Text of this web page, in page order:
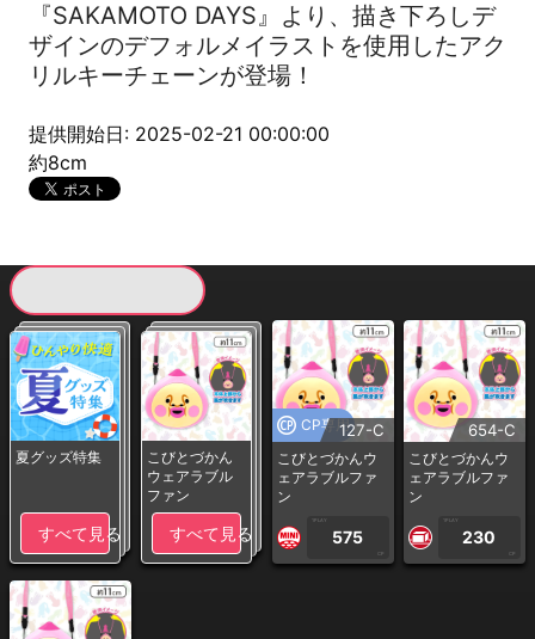
『SAKAMOTO DAYS』より、描き下ろしデ
ザインのデフォルメイラストを使用したアク
リルキーチェーンが登場！
提供開始日: 2025-02-21 00:00:00
約8cm
夏グッズ特集
すべて見る
こびとづかん
ウェアラブル
ファン
すべて見る
CP専用127-C
こびとづかんウ
ェアラブルファ
ン
1PLAY
575
CP
654-C
こびとづかんウ
ェアラブルファ
ン
1PLAY
230
CP